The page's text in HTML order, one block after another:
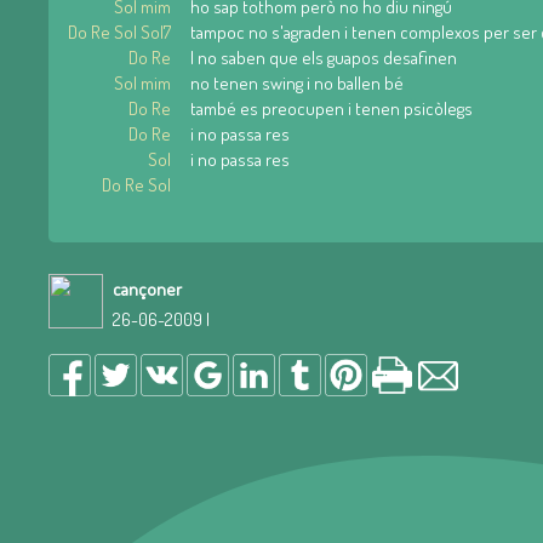
Sol mim
Do Re Sol Sol7
Do Re
Sol mim
Do Re
Do Re
Sol
Do Re Sol
ho sap tothom però no ho diu ningú
tampoc no s'agraden i tenen complexos per
I no saben que els guapos desafinen
no tenen swing i no ballen bé
també es preocupen i tenen psicòlegs
i no passa res
i no passa res
cançoner
26-06-2009 |